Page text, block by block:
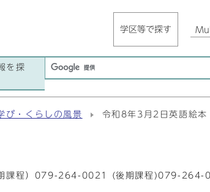
学区等で探す
を探
び・くらしの風景 令和8年3月2日英語絵本
課程）079-264-0021 (後期課程)079-264-